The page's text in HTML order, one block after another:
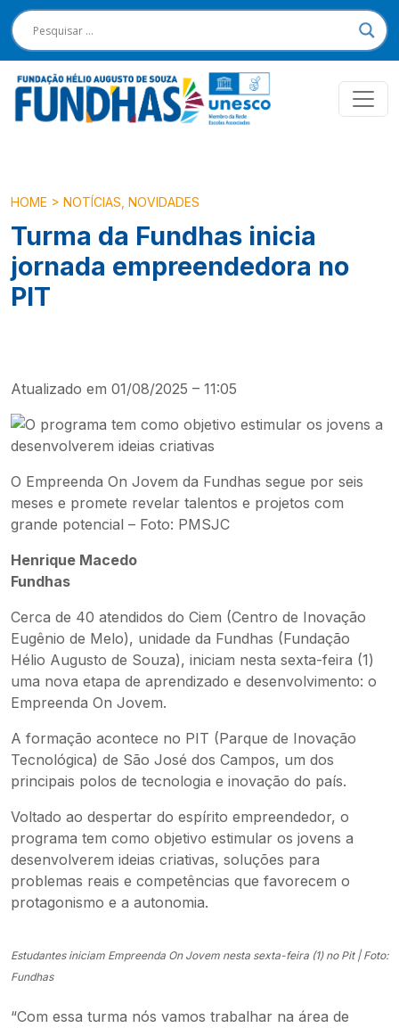
HOME > NOTÍCIAS NOVIDADES
Turma da Fundhas inicia
jornada empreendedora no
PIT
Atualizado em 01/08/2025 – 11:05
O Empreenda On Jovem da Fundhas segue por seis
meses e promete revelar talentos e projetos com
grande potencial – Foto: PMSJC
Henrique Macedo
Fundhas
Cerca de 40 atendidos do Ciem (Centro de Inovação
Eugênio de Melo), unidade da Fundhas (Fundação
Hélio Augusto de Souza), iniciam nesta sexta-feira (1)
uma nova etapa de aprendizado e desenvolvimento: o
Empreenda On Jovem.
A formação acontece no PIT (Parque de Inovação
Tecnológica) de São José dos Campos, um dos
principais polos de tecnologia e inovação do país.
Voltado ao despertar do espírito empreendedor, o
programa tem como objetivo estimular os jovens a
desenvolverem ideias criativas, soluções para
problemas reais e competências que favorecem o
protagonismo e a autonomia.
Estudantes iniciam Empreenda On Jovem nesta sexta-feira (1) no Pit | Foto:
Fundhas
“Com essa turma nós vamos trabalhar na área de